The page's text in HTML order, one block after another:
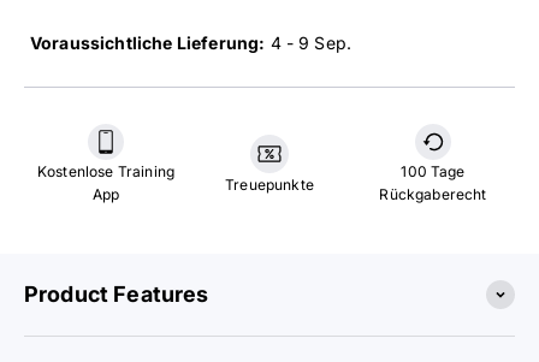
Voraussichtliche Lieferung: 4 - 9 Sep.
Kostenlose Training
App
Treuepunkte
100 Tage
Rückgaberecht
Product Features